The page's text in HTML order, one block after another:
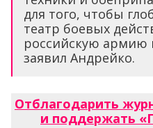
для того, чтобы
театр боевых
российскую армию
заявил Андрейко.
Отблагодарить
и поддержать